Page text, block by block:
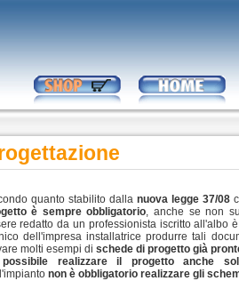
quanto stabilito dalla nuova legge 37/08
è sempre obbligatorio, anche se non
redatto da un professionista iscritto all'albo
dell'impresa installatrice produrre tali
molti esempi di schede di progetto già
realizzare il progetto anche
non è obbligatorio realizzare gli